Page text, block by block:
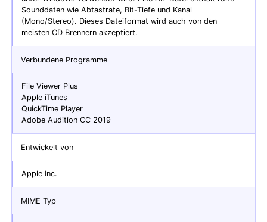
Sounddaten wie Abtastrate, Bit-Tiefe und Kanal
(Mono/Stereo). Dieses Dateiformat wird auch von den
meisten CD Brennern akzeptiert.
Verbundene Programme
File Viewer Plus
Apple iTunes
QuickTime Player
Adobe Audition CC 2019
Entwickelt von
Apple Inc.
MIME Typ